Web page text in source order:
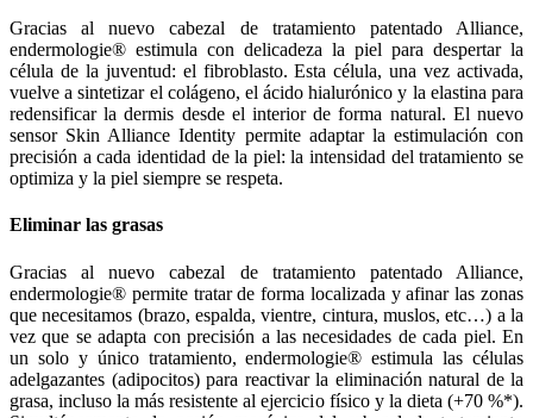
Gracias al nuevo cabezal de tratamiento patentado Alliance,
endermologie® estimula con delicadeza la piel para despertar la
célula de la juventud: el fibroblasto. Esta célula, una vez activada,
vuelve a sintetizar el colágeno, el ácido hialurónico y la elastina para
redensificar la dermis desde el interior de forma natural. El nuevo
sensor Skin Alliance Identity permite adaptar la estimulación con
precisión a cada identidad de la piel: la intensidad del tratamiento se
optimiza y la piel siempre se respeta.
Eliminar las grasas
Gracias al nuevo cabezal de tratamiento patentado Alliance,
endermologie® permite tratar de forma localizada y afinar las zonas
que necesitamos (brazo, espalda, vientre, cintura, muslos, etc…) a la
vez que se adapta con precisión a las necesidades de cada piel. En
un solo y único tratamiento, endermologie® estimula las células
adelgazantes (adipocitos) para reactivar la eliminación natural de la
grasa, incluso la más resistente al ejercicio físico y la dieta (+70 %*).